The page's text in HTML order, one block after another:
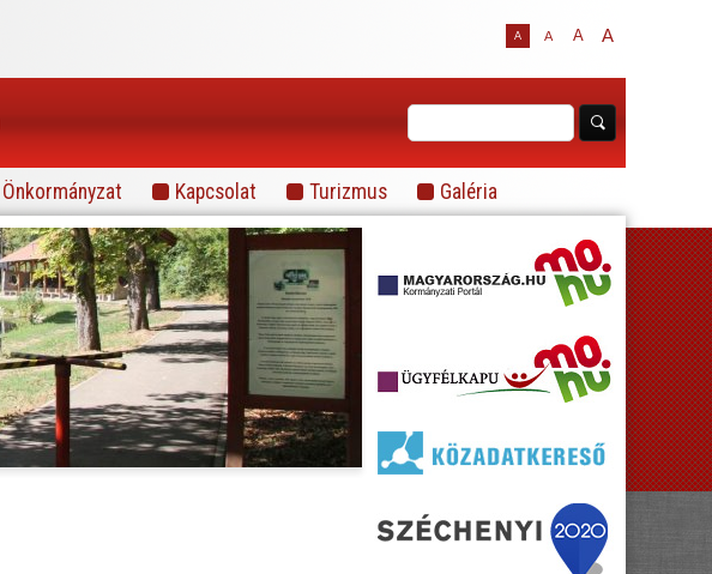
A A A A
Önkormányzat Kapcsolat Turizmus
Galéria